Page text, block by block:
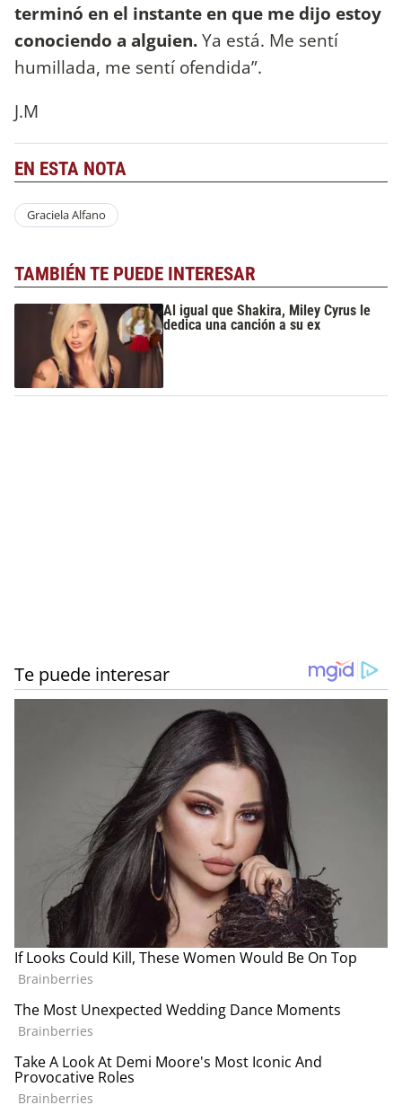
terminó en el instante en que me dijo estoy
conociendo a alguien.Ya está. Me sentí
humillada, me sentí ofendida”.
J.M
EN ESTA NOTA
Graciela Alfano
TAMBIÉN TE PUEDE INTERESAR
Al igual que Shakira, Miley Cyrus le
dedica una canción a su ex